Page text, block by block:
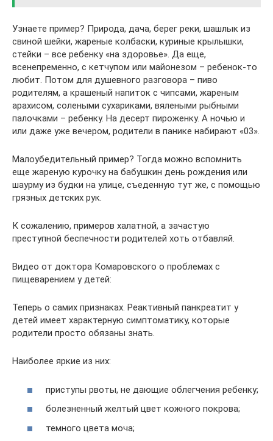
Узнаете пример? Природа, дача, берег реки, шашлык из
свиной шейки, жареные колбаски, куриные крылышки,
стейки – все ребенку «на здоровье». Да еще,
всенепременно, с кетчупом или майонезом – ребенок-то
любит. Потом для душевного разговора – пиво
родителям, а крашеный напиток с чипсами, жареным
арахисом, солеными сухариками, вялеными рыбными
палочками – ребенку. На десерт пироженку. А ночью и
или даже уже вечером, родители в панике набирают «03».
Малоубедительный пример? Тогда можно вспомнить
еще жареную курочку на бабушкин день рождения или
шаурму из будки на улице, съеденную тут же, с помощью
грязных детских рук.
К сожалению, примеров халатной, а зачастую
преступной беспечности родителей хоть отбавляй.
Видео от доктора Комаровского о проблемах с
пищеварением у детей:
Теперь о самих признаках. Реактивный панкреатит у
детей имеет характерную симптоматику, которые
родители просто обязаны знать.
Наиболее яркие из них:
приступы рвоты, не дающие облегчения ребенку;
болезненный желтый цвет кожного покрова;
темного цвета моча;